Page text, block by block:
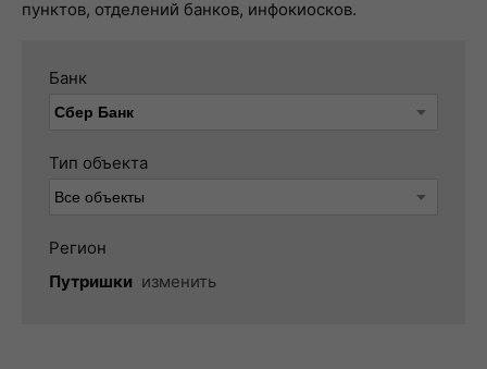
пунктов, отделений банков, инфокиосков.
Банк
Тип объекта
Регион
Путришки изменить